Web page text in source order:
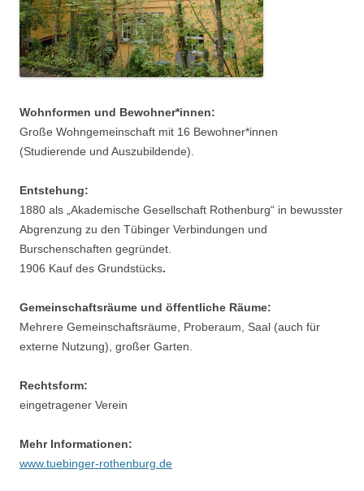
Wohnformen und Bewohner*innen:
Große Wohngemeinschaft mit 16 Bewohner*innen
(Studierende und Auszubildende).
Entstehung:
1880 als „Akademische Gesellschaft Rothenburg“ in bewusster
Abgrenzung zu den Tübinger Verbindungen und
Burschenschaften gegründet.
1906 Kauf des Grundstücks.
Gemeinschaftsräume und öffentliche Räume:
Mehrere Gemeinschaftsräume, Proberaum, Saal (auch für
externe Nutzung), großer Garten.
Rechtsform:
eingetragener Verein
Mehr Informationen:
www.tuebinger-rothenburg.de